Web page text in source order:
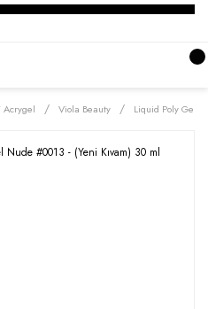
Acrygel Viola Beauty Liquid Poly Gel